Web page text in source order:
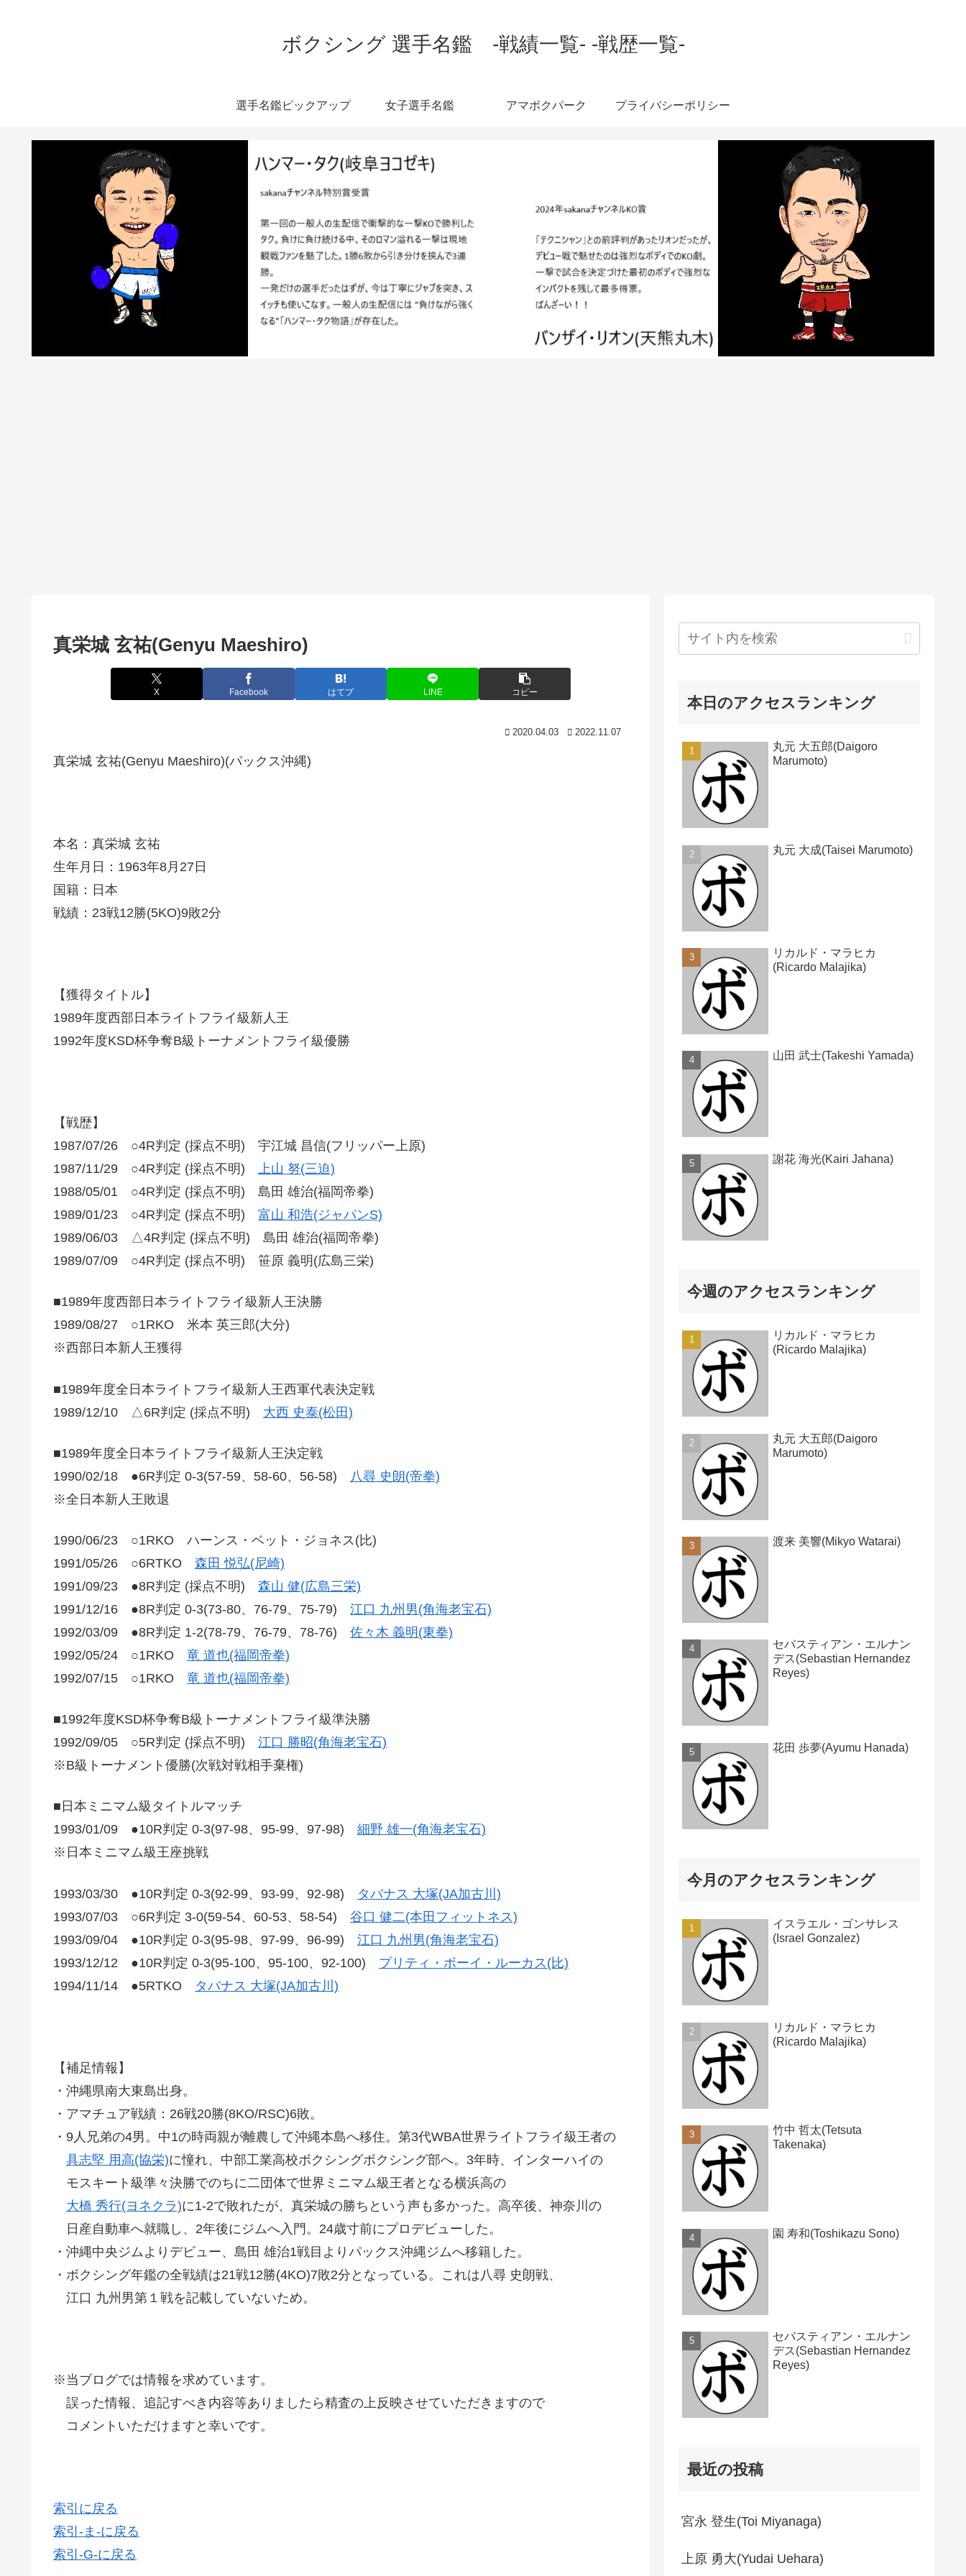
ボクシング 選手名鑑 -戦績一覧- -戦歴一覧-
選手名鑑ピックアップ 女子選手名鑑 アマボクパーク プライバシーポリシー
真栄城 玄祐(Genyu Maeshiro)
X Facebook はてブ LINE コピー
2020.04.03 2022.11.07
真栄城 玄祐(Genyu Maeshiro)(パックス沖縄)
本名：真栄城 玄祐
生年月日：1963年8月27日
国籍：日本
戦績：23戦12勝(5KO)9敗2分
【獲得タイトル】
1989年度西部日本ライトフライ級新人王
1992年度KSD杯争奪B級トーナメントフライ級優勝
【戦歴】
1987/07/26 ○4R判定 (採点不明) 宇江城 昌信(フリッパー上原)
1987/11/29 ○4R判定 (採点不明) 上山 努(三迫)
1988/05/01 ○4R判定 (採点不明) 島田 雄治(福岡帝拳)
1989/01/23 ○4R判定 (採点不明) 富山 和浩(ジャパンS)
1989/06/03 △4R判定 (採点不明) 島田 雄治(福岡帝拳)
1989/07/09 ○4R判定 (採点不明) 笹原 義明(広島三栄)
■1989年度西部日本ライトフライ級新人王決勝
1989/08/27 ○1RKO 米本 英三郎(大分)
※西部日本新人王獲得
■1989年度全日本ライトフライ級新人王西軍代表決定戦
1989/12/10 △6R判定 (採点不明) 大西 史泰(松田)
■1989年度全日本ライトフライ級新人王決定戦
1990/02/18 ●6R判定 0-3(57-59、58-60、56-58)
八尋 史朗(帝拳)
※全日本新人王敗退
1990/06/23 ○1RKO ハーンス・ベット・ジョネス(比)
1991/05/26 ○6RTKO 森田 悦弘(尼崎)
1991/09/23 ●8R判定 (採点不明) 森山 健(広島三栄)
1991/12/16 ●8R判定 0-3(73-80、76-79、75-79) 江口 九州男(角海老宝石)
1992/03/09 ●8R判定 1-2(78-79、76-79、78-76) 佐々木 義明(東拳)
1992/05/24 ○1RKO 竜 道也(福岡帝拳)
1992/07/15 ○1RKO 竜 道也(福岡帝拳)
■1992年度KSD杯争奪B級トーナメントフライ級準決勝
1992/09/05 ○5R判定 (採点不明) 江口 勝昭(角海老宝石)
※B級トーナメント優勝(次戦対戦相手棄権)
■日本ミニマム級タイトルマッチ
1993/01/09 ●10R判定 0-3(97-98、95-99、97-98) 細野 雄一(角海老宝石)
※日本ミニマム級王座挑戦
1993/03/30 ●10R判定 0-3(92-99、93-99、92-98) タバナス 大塚(JA加古川)
1993/07/03 ○6R判定 3-0(59-54、60-53、58-54) 谷口 健二(本田フィットネス)
1993/09/04 ●10R判定 0-3(95-98、97-99、96-99) 江口 九州男(角海老宝石)
1993/12/12 ●10R判定 0-3(95-100、95-100、92-100) プリティ・ボーイ・ルーカス(比)
1994/11/14 ●5RTKO タバナス 大塚(JA加古川)
【補足情報】
・沖縄県南大東島出身。
・アマチュア戦績：26戦20勝(8KO/RSC)6敗。
・9人兄弟の4男。中1の時両親が離農して沖縄本島へ移住。第3代WBA世界ライトフライ級王者の
具志堅 用高(協栄)に憧れ、中部工業高校ボクシングボクシング部へ。3年時、インターハイの
モスキート級準々決勝でのちに二団体で世界ミニマム級王者となる横浜高の
大橋 秀行(ヨネクラ)に1-2で敗れたが、真栄城の勝ちという声も多かった。高卒後、神奈川の
日産自動車へ就職し、2年後にジムへ入門。24歳寸前にプロデビューした。
・沖縄中央ジムよりデビュー、島田 雄治1戦目よりパックス沖縄ジムへ移籍した。
・ボクシング年鑑の全戦績は21戦12勝(4KO)7敗2分となっている。これは八尋 史朗戦、
江口 九州男第１戦を記載していないため。
※当ブログでは情報を求めています。
誤った情報、追記すべき内容等ありましたら精査の上反映させていただきますので
コメントいただけますと幸いです。
索引に戻る
索引-ま-に戻る
索引-G-に戻る
本日のアクセスランキング
丸元 大五郎(Daigoro
Marumoto)
丸元 大成(Taisei Marumoto)
リカルド・マラヒカ
(Ricardo Malajika)
山田 武士(Takeshi Yamada)
謝花 海光(Kairi Jahana)
今週のアクセスランキング
リカルド・マラヒカ
(Ricardo Malajika)
丸元 大五郎(Daigoro
Marumoto)
渡来 美響(Mikyo Watarai)
セバスティアン・エルナン
デス(Sebastian Hernandez
Reyes)
花田 歩夢(Ayumu Hanada)
今月のアクセスランキング
イスラエル・ゴンサレス
(Israel Gonzalez)
リカルド・マラヒカ
(Ricardo Malajika)
竹中 哲太(Tetsuta
Takenaka)
園 寿和(Toshikazu Sono)
セバスティアン・エルナン
デス(Sebastian Hernandez
Reyes)
最近の投稿
宮永 登生(Toi Miyanaga)
上原 勇大(Yudai Uehara)